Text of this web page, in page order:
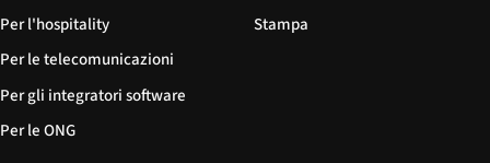
Per l'hospitality
Per le telecomunicazioni
Per gli integratori software
Per le ONG
Stampa